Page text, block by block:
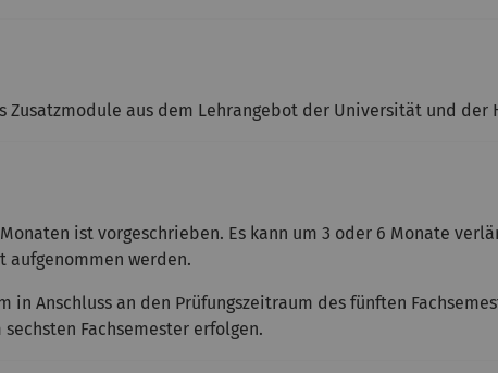
aus dem Lehrangebot der Universität und der
ist vorgeschrieben. Es kann um 3 oder 6 Monate
aufgenommen werden.
in Anschluss an den Prüfungszeitraum des fünften
Fachsemester erfolgen.